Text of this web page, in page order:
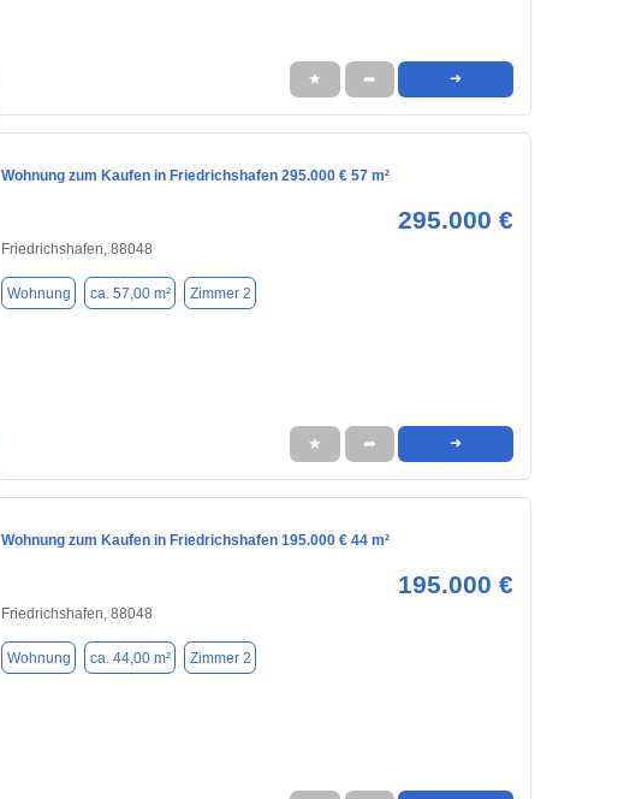
★ ➦ ➜
Wohnung zum Kaufen in Friedrichshafen 295.000 € 57 m²
295.000 €
Friedrichshafen, 88048
Wohnung ca. 57,00 m² Zimmer 2
★ ➦ ➜
Wohnung zum Kaufen in Friedrichshafen 195.000 € 44 m²
195.000 €
Friedrichshafen, 88048
Wohnung ca. 44,00 m² Zimmer 2